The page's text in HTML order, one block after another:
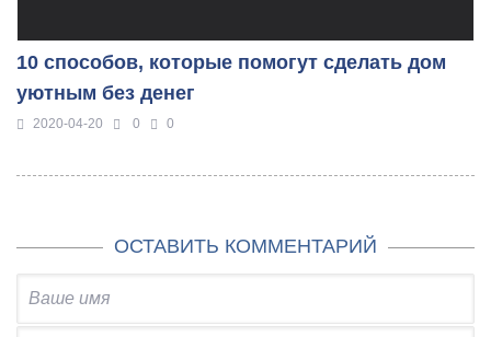
10 способов, которые помогут сделать дом
уютным без денег
2020-04-20 0 0
ОСТАВИТЬ КОММЕНТАРИЙ